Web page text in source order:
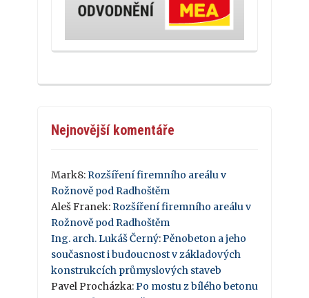
Nejnovější komentáře
Mark8: Rozšíření firemního areálu v
Rožnově pod Radhoštěm
Aleš Franek: Rozšíření firemního areálu v
Rožnově pod Radhoštěm
Ing. arch. Lukáš Černý: Pěnobeton a jeho
současnost i budoucnost v základových
konstrukcích průmyslových staveb
Pavel Procházka: Po mostu z bílého betonu